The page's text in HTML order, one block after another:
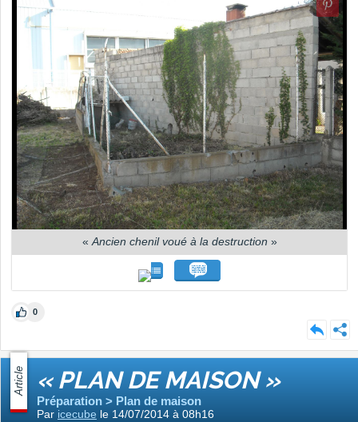
«Ancien chenil voué à la destruction »
0
Article « PLAN DE MAISON »
Préparation > Plan de maison
Par icecube le 14/07/2014 à 08h16